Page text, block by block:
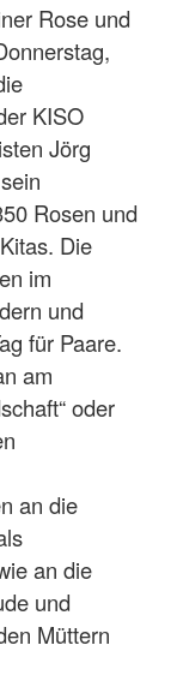
Rose und
KISO
Jörg
Rosen und
Die
im
und
für Paare.
am
oder
an die
an die
und
Müttern